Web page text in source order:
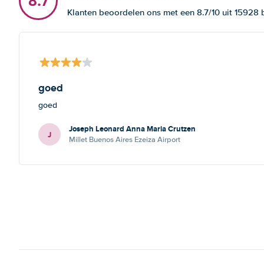
Klanten beoordelen ons met een 8.7/10 uit 15928
goed
goed
J Joseph Leonard Anna Maria Crutzen
Millet Buenos Aires Ezeiza Airport